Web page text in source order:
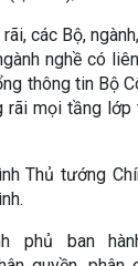
các Bộ,
nghề có
thông tin Bộ
rãi mọi tầng
Thủ tướng
phủ ban